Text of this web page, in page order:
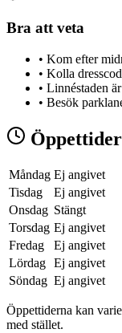
Bra att veta
• Kom efter
• Kolla
• Linnéstaden
• Besök
Öppettider
Måndag Ej angivet
Tisdag
Ej angivet
Onsdag Stängt
Torsdag Ej angivet
Fredag
Ej angivet
Lördag Ej angivet
Söndag Ej angivet
Öppettiderna kan
med stället.